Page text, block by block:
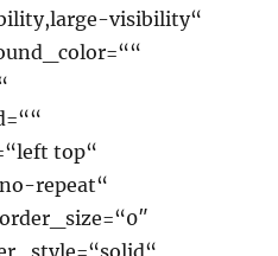
visibility“
top“
repeat“